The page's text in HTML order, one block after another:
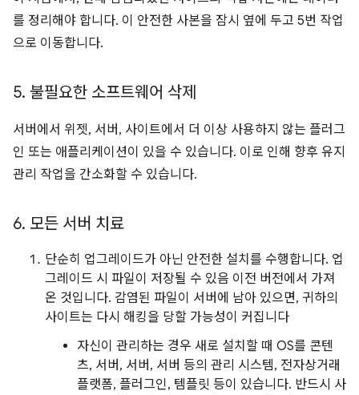
를 정리해야 합니다. 이 안전한 사본을 잠시 옆에 두고 5번 작업
으로 이동합니다.
5. 불필요한 소프트웨어 삭제
서버에서 위젯, 서버, 사이트에서 더 이상 사용하지 않는 플러그
인 또는 애플리케이션이 있을 수 있습니다. 이로 인해 향후 유지
관리 작업을 간소화할 수 있습니다.
6. 모든 서버 치료
단순히 업그레이드가 아닌 안전한 설치를 수행합니다. 업
그레이드 시 파일이 저장될 수 있음 이전 버전에서 가져
온 것입니다. 감염된 파일이 서버에 남아 있으면, 귀하의
사이트는 다시 해킹을 당할 가능성이 커집니다
자신이 관리하는 경우 새로 설치할 때 OS를 콘텐
츠, 서버, 서버, 서버 등의 관리 시스템, 전자상거래
플랫폼, 플러그인, 템플릿 등이 있습니다. 반드시 사